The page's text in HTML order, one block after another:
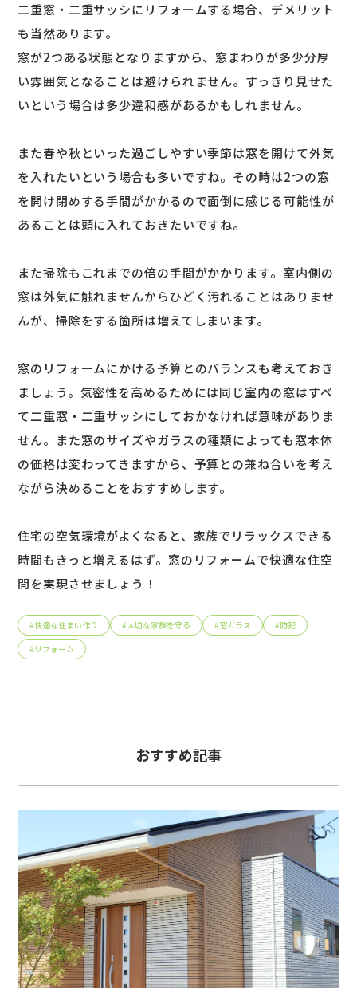
二重窓・二重サッシにリフォームする場合、デメリット
も当然あります。
窓が2つある状態となりますから、窓まわりが多少分厚
い雰囲気となることは避けられません。すっきり見せた
いという場合は多少違和感があるかもしれません。
また春や秋といった過ごしやすい季節は窓を開けて外気
を入れたいという場合も多いですね。その時は2つの窓
を開け閉めする手間がかかるので面倒に感じる可能性が
あることは頭に入れておきたいですね。
また掃除もこれまでの倍の手間がかかります。室内側の
窓は外気に触れませんからひどく汚れることはありませ
んが、掃除をする箇所は増えてしまいます。
窓のリフォームにかける予算とのバランスも考えておき
ましょう。気密性を高めるためには同じ室内の窓はすべ
て二重窓・二重サッシにしておかなければ意味がありま
せん。また窓のサイズやガラスの種類によっても窓本体
の価格は変わってきますから、予算との兼ね合いを考え
ながら決めることをおすすめします。
住宅の空気環境がよくなると、家族でリラックスできる
時間もきっと増えるはず。窓のリフォームで快適な住空
間を実現させましょう！
#快適な住まい作り #大切な家族を守る #窓ガラス #防犯
#リフォーム
おすすめ記事